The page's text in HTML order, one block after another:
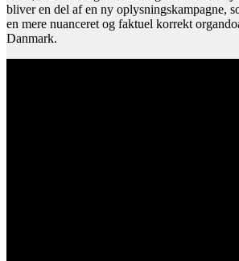
bliver en del af en ny oplysningskampagne,
en mere nuanceret og faktuel korrekt
Danmark.